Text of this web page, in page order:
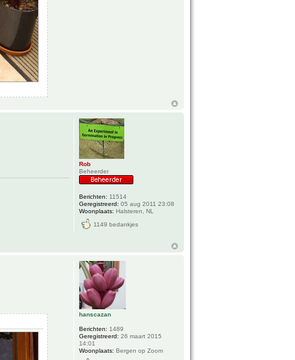
Rob
Beheerder
Berichten: 11514
Geregistreerd: 05 aug 2011 23:08
Woonplaats: Halsteren, NL
1149 bedankjes
hanscazan
Berichten: 1489
Geregistreerd: 26 maart 2015
14:01
Woonplaats: Bergen op Zoom